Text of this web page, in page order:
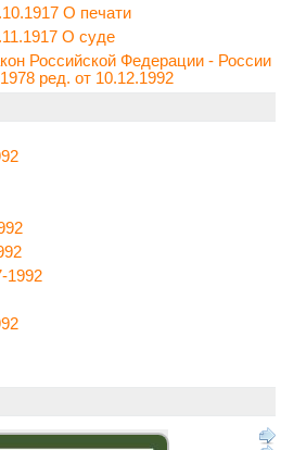
О печати
О суде
Российской Федерации - России
ред. от 10.12.1992
1992